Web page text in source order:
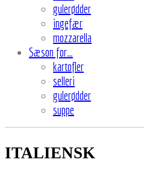
gulerødder
ingefær
mozzarella
Sæson for…
kartofler
selleri
gulerødder
suppe
ITALIENSK